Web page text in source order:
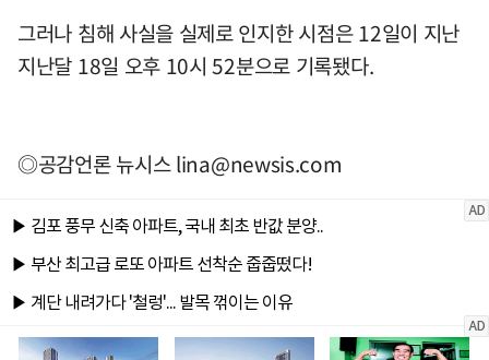
그러나 침해 사실을 실제로 인지한 시점은 12일이 지난
지난달 18일 오후 10시 52분으로 기록됐다.
◎공감언론 뉴시스lina@newsis.com